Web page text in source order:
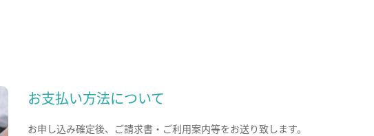
お支払い方法について
お申し込み確定後、ご請求書・ご利用案内等をお送り致します。